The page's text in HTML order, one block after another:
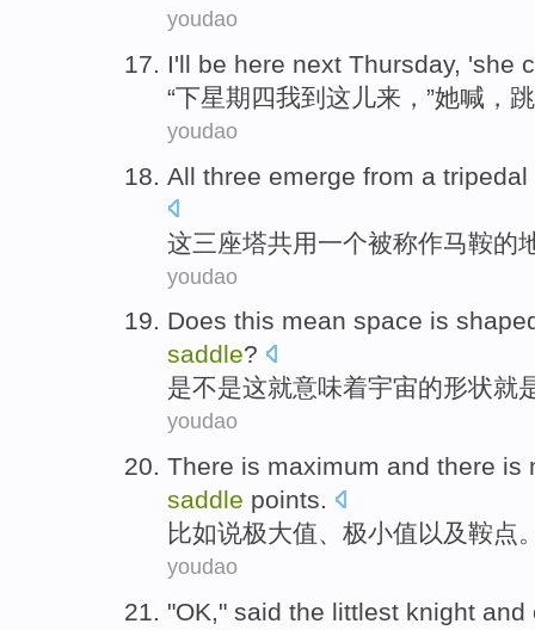
youdao
I'll be here next Thursday, 'she
“下星期四我到 这儿来 ，”她喊 ， 跳
youdao
All three emerge from a tripedal
这三座塔共用一个被称作马鞍的
youdao
Does this mean space is
saddle?
是不是这就意味着宇宙的形状就
youdao
There is maximum and there is
saddle points.
比如说极大值、 极小值以及鞍点
youdao
"OK," said the littlest knight and